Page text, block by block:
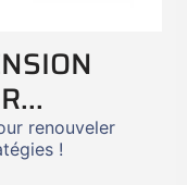
renouveler
!